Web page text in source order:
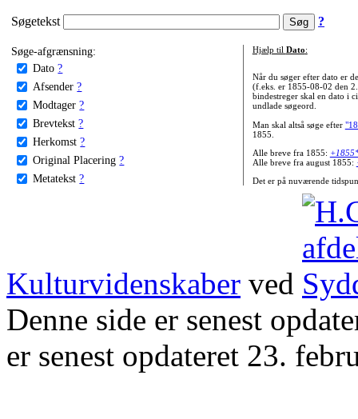
Søgetekst ?
Søge-afgrænsning:
Dato ?
Afsender ?
Modtager ?
Brevtekst ?
Herkomst ?
Original Placering ?
Metatekst ?
Hjælp til Dato:
Når du søger efter dato er
(f.eks. er 1855-08-02 den
bindestreger skal en dato i
undlade søgeord.
Man skal altså søge efter
1855.
Alle breve fra 1855:
Alle breve fra august 1855:
Det er på nuværende
Kulturvidenskaber ved
Denne side er senest
er senest opdateret 23.